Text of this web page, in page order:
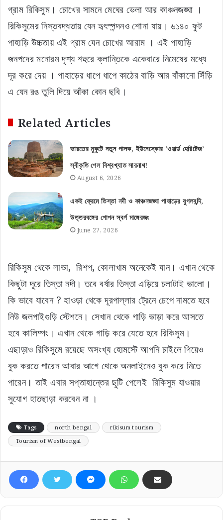
গ্রাম রিকিসুম। চোখের সামনে মেঘের ভেলা আর কাঞ্চনজঙ্ঘা ।
রিকিসুমের নিস্তবদ্ধতায় যেন হৃৎস্পন্দনও শোনা যায়। ৬১৪০ ফুট
পাহাড়ি উচ্চতায় এই গ্রাম যেন চোখের আরাম । এই পাহাড়ি
জনপদের মনোরম দৃশ্য শহুরে ক্লান্তিকে একেবারে নিমেষের মধ্যে
দূর করে দেয় । পাহাড়ের ধাপে ধাপে কাঠের বাড়ি আর বাঁকানো সিঁড়ি
এ যেন রঙ তুলি দিয়ে আঁকা কোন ছবি।
Related Articles
ভারতের মুকুটে নতুন পালক, ইউনেস্কোর ‘ওয়ার্ল্ড হেরিটেজ’
স্বীকৃতি পেল বিশ্বখ্যাত সারনাথ!
August 6, 2026
একই ফ্রেমে তিস্তা নদী ও কাঞ্চনজঙ্ঘা পাহাড়ের যুগলবন্দি,
উত্তরবঙ্গের গোপন স্বর্গ মাঙ্গেরজং
June 27, 2026
রিকিসুম থেকে লাভা, রিশপ, কোলাখাম অনেকেই যান। এখান থেকে
কিছুটা দূরে তিস্তা নদী। তবে বর্ষার তিস্তা এড়িয়ে চলাটাই ভালো।
কি ভাবে যাবেন ? হাওড়া থেকে দূরপাল্লার ট্রেনে চেপে নামতে হবে
নিউ জলপাইগুড়ি স্টেশনে। সেখান থেকে গাড়ি ভাড়া করে আসতে
হবে কালিম্পং। এখান থেকে গাড়ি করে যেতে হবে রিকিসুম।
এছাড়াও রিকিসুমে রয়েছে অসংখ্য হোমস্টে আপনি চাইলে গিয়েও
বুক করতে পারেন আবার আগে থেকে অনলাইনেও বুক করে নিতে
পারেন। তাই এবার সপ্তাহান্তের ছুটি পেলেই রিকিসুম যাওয়ার
সুযোগ হাতছাড়া করবেন না ।
Tags north bengal
rikisum tourism
Tourism of Westbengal